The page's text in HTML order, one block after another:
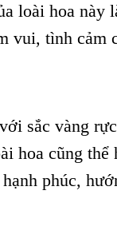
loài hoa này
vui, tình cảm
sắc vàng
hoa cũng
phúc,